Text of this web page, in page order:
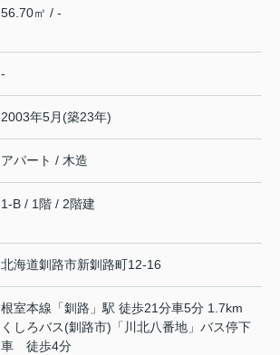
56.70㎡ / -
-
2003年5月(築23年)
アパート / 木造
1-B / 1階 / 2階建
北海道釧路市新釧路町12-16
根室本線 「釧路 」駅 徒歩21分車5分 1.7km
くしろバス(釧路市)「川北八番地」バス停下
車 徒歩4分